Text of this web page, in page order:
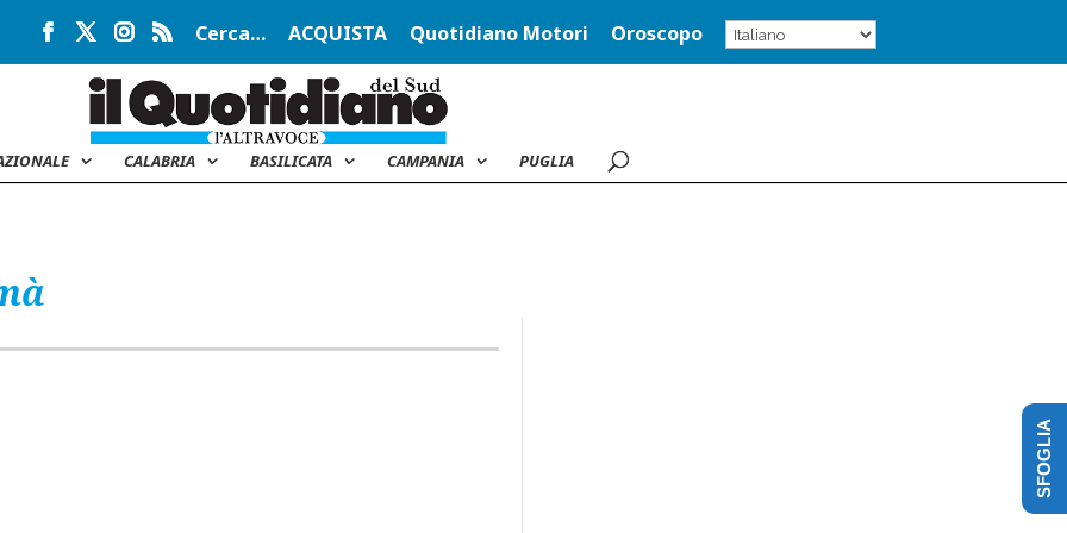
Cerca… ACQUISTA Quotidiano Motori Oroscopo
CALABRIA BASILICATA CAMPANIA PUGLIA
SFOGLIA